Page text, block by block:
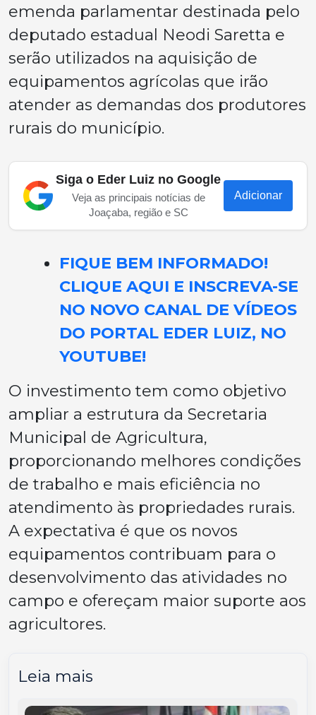
emenda parlamentar destinada pelo
deputado estadual Neodi Saretta e
serão utilizados na aquisição de
equipamentos agrícolas que irão
atender as demandas dos produtores
rurais do município.
Siga o Eder Luiz no Google
Veja as principais notícias de
Joaçaba, região e SC
Adicionar
FIQUE BEM INFORMADO!
CLIQUE AQUI E INSCREVA-SE
NO NOVO CANAL DE VÍDEOS
DO PORTAL EDER LUIZ, NO
YOUTUBE!
O investimento tem como objetivo
ampliar a estrutura da Secretaria
Municipal de Agricultura,
proporcionando melhores condições
de trabalho e mais eficiência no
atendimento às propriedades rurais.
A expectativa é que os novos
equipamentos contribuam para o
desenvolvimento das atividades no
campo e ofereçam maior suporte aos
agricultores.
Leia mais